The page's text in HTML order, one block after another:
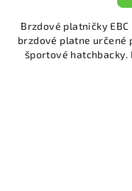
Brzdové platničky
brzdové platne určené
športové hatchbacky.